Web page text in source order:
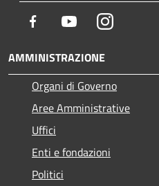
Facebook YoutubeInstagram
AMMINISTRAZIONE
Organi di Governo
Aree Amministrative
Uffici
Enti e fondazioni
Politici